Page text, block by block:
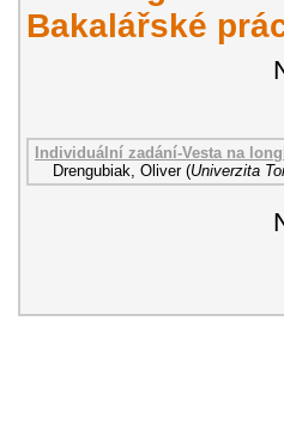
Bakalářské
Individuální zadání-Vesta na
Drengubiak, Oliver (Univerzita